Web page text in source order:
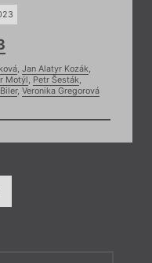
, Jan Alatyr Kozák,
Motýl, Petr Šesták,
, Veronika Gregorová